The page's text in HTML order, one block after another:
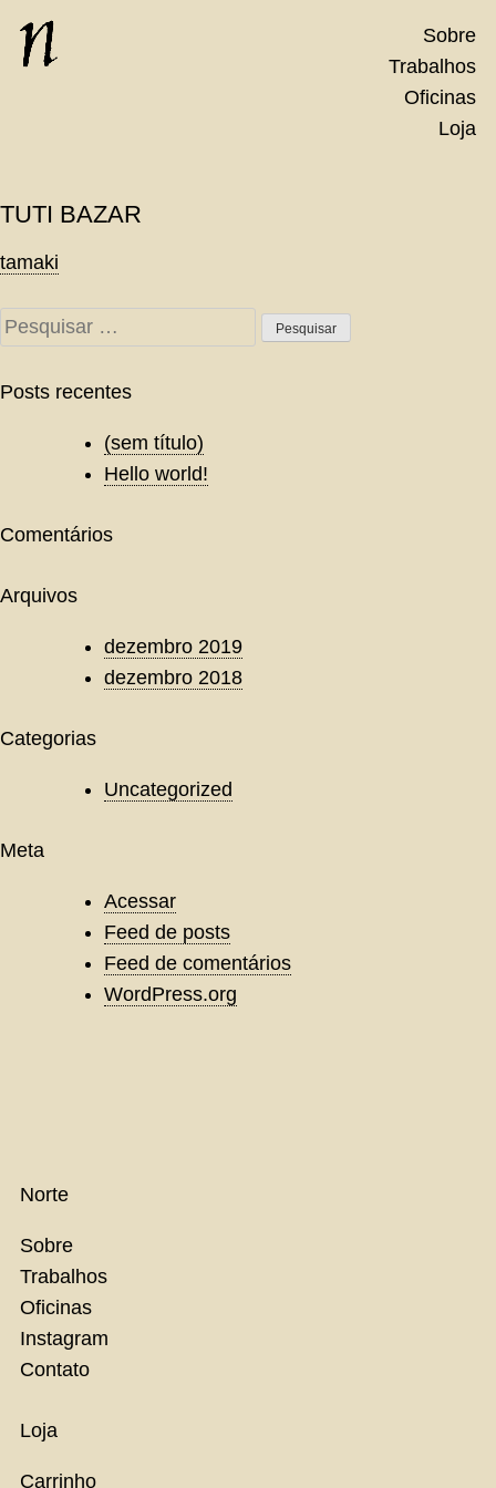
Sobre
Trabalhos
Oficinas
Loja
TUTI BAZAR
Navegação
Post
tamaki
Pesquisar
por:
Posts recentes
(sem título)
Hello world!
Comentários
Arquivos
dezembro 2019
dezembro 2018
Categorias
Uncategorized
Meta
Acessar
Feed de posts
Feed de comentários
WordPress.org
Norte
Sobre
Trabalhos
Oficinas
Instagram
Contato
Loja
Carrinho